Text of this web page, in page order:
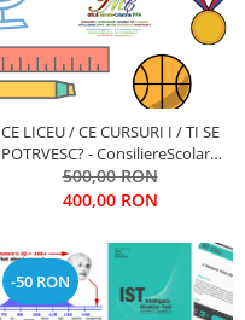
CE LICEU / CE CURSURI I / TI SE
POTRVESC? - ConsiliereScolara
Vocationala Pachet 2T
500,00 RON
400,00 RON
-50 RON